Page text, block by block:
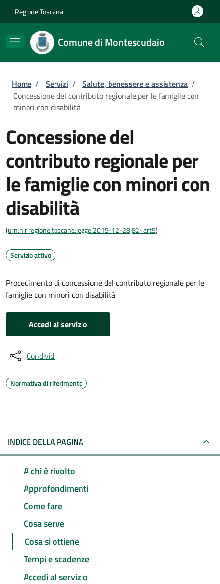
Regione Toscana
Comune di Montescudaio
Briciole di pane
Home / Servizi / Salute, benessere e assistenza /
Concessione del contributo regionale per le famiglie con
minori con disabilità
Concessione del
contributo regionale per
le famiglie con minori con
disabilità
(urn:nir:regione.toscana:legge:2015-12-28;82~art5)
Servizio attivo
Procedimento di concessione del contributo regionale per le
famiglie con minori con disabilità
Accedi al servizio
Condividi
Normativa di riferimento
INDICE DELLA PAGINA
A chi è rivolto
Approfondimenti
Come fare
Cosa serve
Cosa si ottiene
Tempi e scadenze
Accedi al servizio